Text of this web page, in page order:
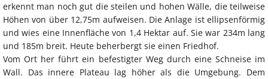
erkennt man noch gut die steilen und hohen Wälle, die teilweise
Höhen von über 12,75m aufweisen. Die Anlage ist ellipsenförmig
und wies eine Innenfläche von 1,4 Hektar auf. Sie war 234m lang
und 185m breit. Heute beherbergt sie einen Friedhof.
Vom Ort her führt ein befestigter Weg durch eine Schneise im
Wall. Das innere Plateau lag höher als die Umgebung. Dem